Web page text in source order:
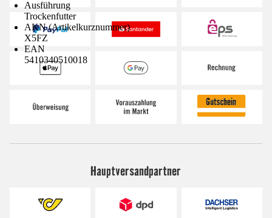
Ausführung
Trockenfutter
AKN (Artikelkurznummer)
X5FZ
EAN
5410340510018
Hauptversandpartner